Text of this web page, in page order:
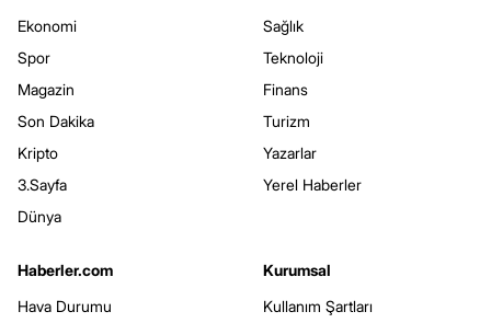
Ekonomi
Spor
Magazin
Son Dakika
Kripto
3.Sayfa
Dünya
Sağlık
Teknoloji
Finans
Turizm
Yazarlar
Yerel Haberler
Haberler.com
Hava Durumu
Kurumsal
Kullanım Şartları